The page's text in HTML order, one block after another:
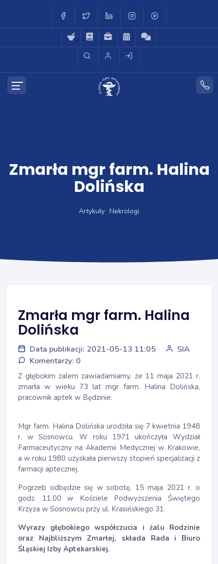
Zmarła mgr farm. Halina
Dolińska
Artykuły Nekrologi
Zmarła mgr farm. Halina
Dolińska
Data publikacji: 2021-05-13 11:05
SIA
Komentarzy: 0
Z głębokim żalem zawiadamiamy, że 11 maja 2021 r.
zmarła w wieku 73 lat mgr farm. Halina Dolińska,
pracownik aptek w Będzinie.
Mgr farm. Halina Dolińska urodziła się 7 kwietnia 1948
r. w Sosnowcu. W roku 1971 ukończyła Wydział
Farmaceutyczny na Akademii Medycznej w Krakowie,
a w roku 1980 uzyskała pierwszy stopień specjalizacji z
farmacji aptecznej.
Pogrzeb odbędzie się w sobotę, 15 maja 2021 r. o
godz. 11.00 w Kościele Podwyższenia Świętego
Krzyża w Sosnowcu przy ul. Krasińskiego 31.
Wyrazy głębokiego współczucia i żalu Rodzinie
oraz Najbliższym Zmarłej, składa Rada i Biuro
Śląskiej Izby Aptekarskiej.